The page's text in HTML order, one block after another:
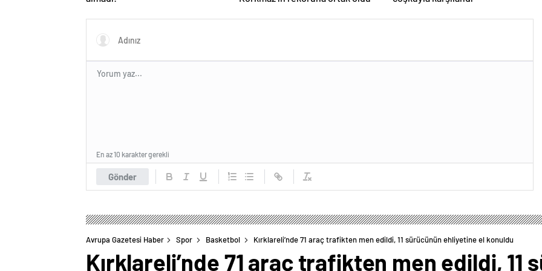
Gönder
En az 10 karakter gerekli
Avrupa Gazetesi Haber Spor Basketbol Kırklareli’nde 71 araç trafikten men edildi, 11 sürücünün ehliyetine el konuldu
Kırklareli’nde 71 araç trafikten men edildi, 11